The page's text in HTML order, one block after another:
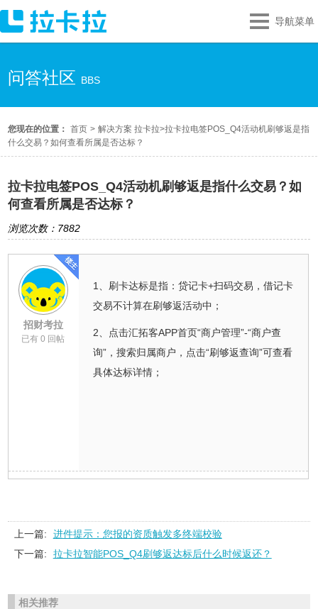
导航菜单
问答社区 BBS
您现在的位置： 首页 > 解决方案 拉卡拉>拉卡拉电签POS_Q4活动机刷够返是指
什么交易？如何查看所属是否达标？
拉卡拉电签POS_Q4活动机刷够返是指什么交易？如
何查看所属是否达标？
浏览次数：7882
招财考拉
已有 0 回帖
1、刷卡达标是指：贷记卡+扫码交易，借记卡
交易不计算在刷够返活动中；
2、点击汇拓客APP首页“商户管理”-“商户查
询”，搜索归属商户，点击“刷够返查询”可查看
具体达标详情；
上一篇:
进件提示：您报的资质触发多终端校验
下一篇:
拉卡拉智能POS_Q4刷够返达标后什么时候返还？
相关推荐